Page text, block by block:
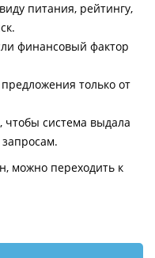
питания, рейтингу,
финансовый фактор
только от
чтобы система выдала
можно переходить к